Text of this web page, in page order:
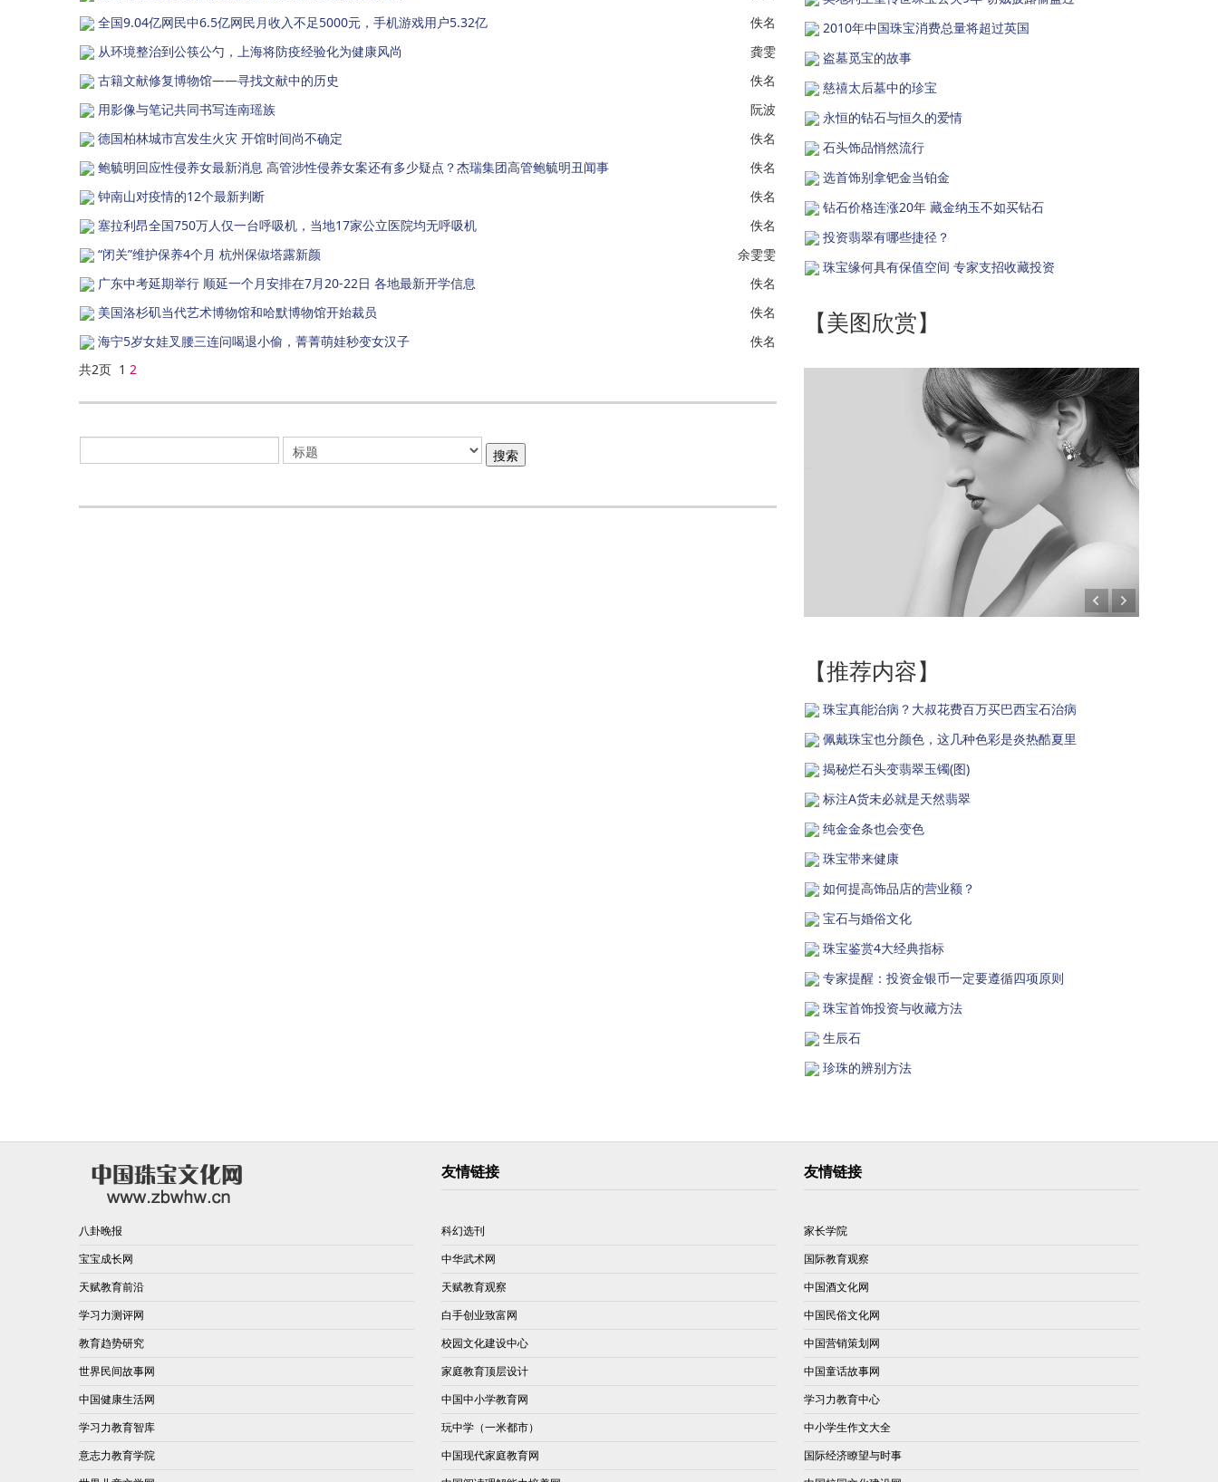
全国9.04亿网民中6.5亿网民月收入不足5000元，手机游戏用户5.32亿
佚名
从环境整治到公筷公勺，上海将防疫经验化为健康风尚
龚雯
古籍文献修复博物馆——寻找文献中的历史
佚名
用影像与笔记共同书写连南瑶族
阮波
德国柏林城市宫发生火灾 开馆时间尚不确定
佚名
鲍毓明回应性侵养女最新消息 高管涉性侵养女案还有多少疑点？杰瑞集团高管鲍毓明丑闻事
佚名
钟南山对疫情的12个最新判断
佚名
塞拉利昂全国750万人仅一台呼吸机，当地17家公立医院均无呼吸机
佚名
“闭关”维护保养4个月 杭州保俶塔露新颜
余雯雯
广东中考延期举行 顺延一个月安排在7月20-22日 各地最新开学信息
佚名
美国洛杉矶当代艺术博物馆和哈默博物馆开始裁员
佚名
海宁5岁女娃叉腰三连问喝退小偷，菁菁萌娃秒变女汉子
佚名
共2页 1 2
2010年中国珠宝消费总量将超过英国
盗墓觅宝的故事
慈禧太后墓中的珍宝
永恒的钻石与恒久的爱情
石头饰品悄然流行
选首饰别拿钯金当铂金
钻石价格连涨20年 藏金纳玉不如买钻石
投资翡翠有哪些捷径？
珠宝缘何具有保值空间 专家支招收藏投资
【美图欣赏】
【推荐内容】
珠宝真能治病？大叔花费百万买巴西宝石治病
佩戴珠宝也分颜色，这几种色彩是炎热酷夏里
揭秘烂石头变翡翠玉镯(图)
标注A货未必就是天然翡翠
纯金金条也会变色
珠宝带来健康
如何提高饰品店的营业额？
宝石与婚俗文化
珠宝鉴赏4大经典指标
专家提醒：投资金银币一定要遵循四项原则
珠宝首饰投资与收藏方法
生辰石
珍珠的辨别方法
八卦晚报
宝宝成长网
天赋教育前沿
学习力测评网
教育趋势研究
世界民间故事网
中国健康生活网
学习力教育智库
意志力教育学院
友情链接
科幻选刊
中华武术网
天赋教育观察
白手创业致富网
校园文化建设中心
家庭教育顶层设计
中国中小学教育网
玩中学（一米都市）
中国现代家庭教育网
友情链接
家长学院
国际教育观察
中国酒文化网
中国民俗文化网
中国营销策划网
中国童话故事网
学习力教育中心
中小学生作文大全
国际经济瞭望与时事